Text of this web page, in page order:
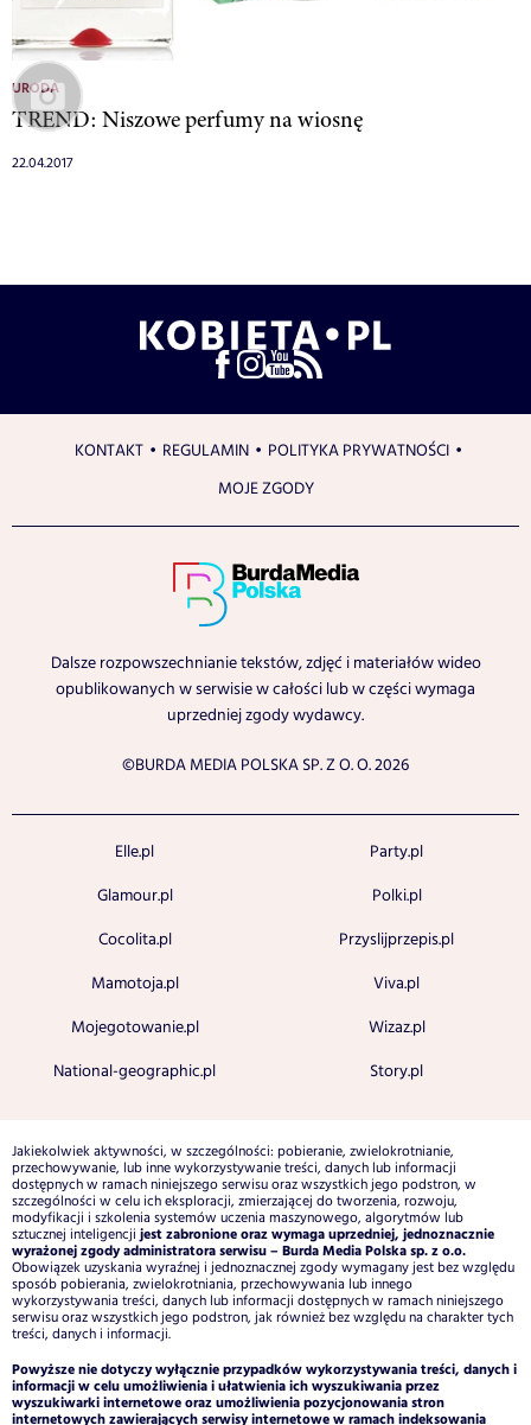
URODA
TREND: Niszowe perfumy na wiosnę
22.04.2017
KONTAKT REGULAMIN
POLITYKA PRYWATNOŚCI
MOJE ZGODY
Dalsze rozpowszechnianie tekstów, zdjęć i materiałów wideo
opublikowanych w serwisie w całości lub w części wymaga
uprzedniej zgody wydawcy.
©BURDA MEDIA POLSKA SP. Z O. O. 2026
Elle.pl
Glamour.pl
Cocolita.pl
Mamotoja.pl
Mojegotowanie.pl
National-geographic.pl
Party.pl
Polki.pl
Przyslijprzepis.pl
Viva.pl
Wizaz.pl
Story.pl
Jakiekolwiek aktywności, w szczególności: pobieranie, zwielokrotnianie,
przechowywanie, lub inne wykorzystywanie treści, danych lub informacji
dostępnych w ramach niniejszego serwisu oraz wszystkich jego podstron, w
szczególności w celu ich eksploracji, zmierzającej do tworzenia, rozwoju,
modyfikacji i szkolenia systemów uczenia maszynowego, algorytmów lub
sztucznej inteligencji jest zabronione oraz wymaga uprzedniej, jednoznacznie
wyrażonej zgody administratora serwisu – Burda Media Polska sp. z o.o.
Obowiązek uzyskania wyraźnej i jednoznacznej zgody wymagany jest bez względu
sposób pobierania, zwielokrotniania, przechowywania lub innego
wykorzystywania treści, danych lub informacji dostępnych w ramach niniejszego
serwisu oraz wszystkich jego podstron, jak również bez względu na charakter tych
treści, danych i informacji.
Powyższe nie dotyczy wyłącznie przypadków wykorzystywania treści, danych i
informacji w celu umożliwienia i ułatwienia ich wyszukiwania przez
wyszukiwarki internetowe oraz umożliwienia pozycjonowania stron
internetowych zawierających serwisy internetowe w ramach indeksowania